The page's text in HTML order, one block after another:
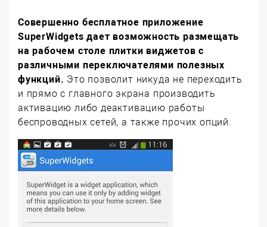
Совершенно бесплатное приложение
SuperWidgets дает возможность размещать
на рабочем столе плитки виджетов с
различными переключателями полезных
функций. Это позволит никуда не переходить
и прямо с главного экрана производить
активацию либо деактивацию работы
беспроводных сетей, а также прочих опций.